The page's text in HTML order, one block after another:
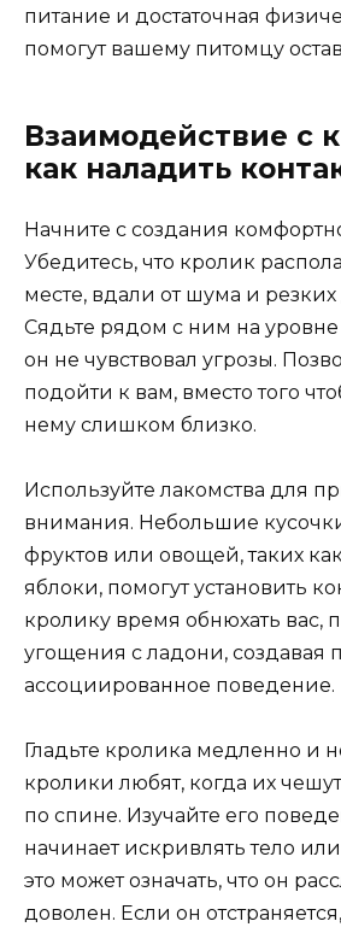
питание и достаточная
помогут вашему питомцу
Взаимодействие с
как наладить
Начните с создания
Убедитесь, что кролик
месте, вдали от шума и
Сядьте рядом с ним на уровне
он не чувствовал угрозы.
подойти к вам, вместо того
нему слишком близко.
Используйте лакомства для
внимания. Небольшие
фруктов или овощей, таких
яблоки, помогут установить
кролику время обнюхать вас,
угощения с ладони, создавая
ассоциированное поведение.
Гладьте кролика медленно и
кролики любят, когда их
по спине. Изучайте его
начинает искривлять тело
это может означать, что он
доволен. Если он